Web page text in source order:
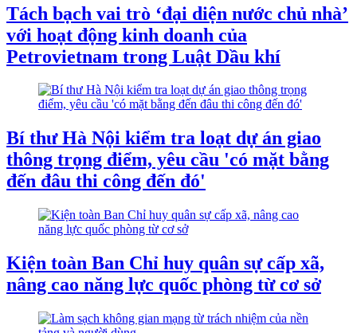
Tách bạch vai trò ‘đại diện nước chủ nhà’
với hoạt động kinh doanh của
Petrovietnam trong Luật Dầu khí
Bí thư Hà Nội kiểm tra loạt dự án giao
thông trọng điểm, yêu cầu 'có mặt bằng
đến đâu thi công đến đó'
Kiện toàn Ban Chỉ huy quân sự cấp xã,
nâng cao năng lực quốc phòng từ cơ sở